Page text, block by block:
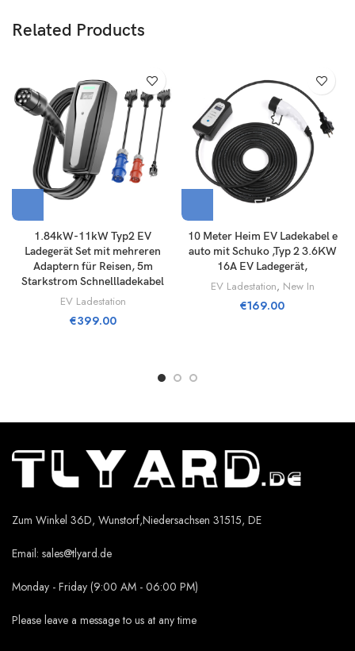
Related Products
1.84kW-11kW Typ2 EV
Ladegerät Set mit mehreren
Adaptern für Reisen, 5m
Starkstrom Schnellladekabel
EV Ladestation
€399.00
10 Meter Heim EV Ladekabel e
auto mit Schuko ,Typ 2 3.6KW
16A EV Ladegerät,
EV Ladestation, New In
€169.00
Zum Winkel 36D, Wunstorf,Niedersachsen 31515, DE
Email: sales@tlyard.de
Monday - Friday (9:00 AM - 06:00 PM)
Please leave a message to us at any time